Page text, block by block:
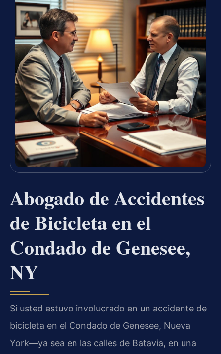
Abogado de Accidentes
de Bicicleta en el
Condado de Genesee,
NY
Si usted estuvo involucrado en un accidente de
bicicleta en el Condado de Genesee, Nueva
York—ya sea en las calles de Batavia, en una